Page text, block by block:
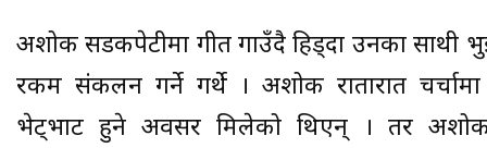
अशोक सडकपेटीमा गीत गाउँदै हिड्दा उनका साथी
रकम संकलन गर्ने गर्थे । अशोक रातारात
भेट्भाट हुने अवसर मिलेको थिएन् । तर अशोक